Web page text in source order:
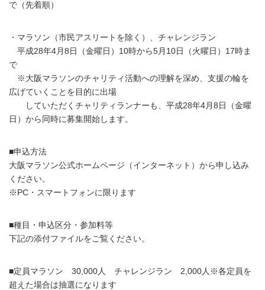
で（先着順）
・マラソン（市民アスリートを除く）、チャレンジラン
平成28年4月8日（金曜日）10時から5月10日（火曜日）17時ま
で
※大阪マラソンのチャリティ活動への理解を深め、支援の輪を
広げていくことを目的に出場
していただくチャリティランナーも、平成28年4月8日（金曜
日）から同時に募集開始します。
■申込方法
大阪マラソン公式ホームページ（インターネット）から申し込み
ください。
※PC・スマートフォンに限ります
■種目・申込区分・参加料等
下記の添付ファイルをご覧ください。
■定員マラソン 30,000人 チャレンジラン 2,000人※各定員を
超えた場合は抽選になります